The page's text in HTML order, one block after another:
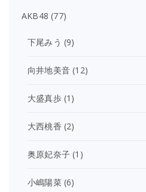
AKB48 (77)
下尾みう (9)
向井地美音 (12)
大盛真歩(1)
大西桃香 (2)
奥原妃奈子 (1)
小嶋陽菜(6)